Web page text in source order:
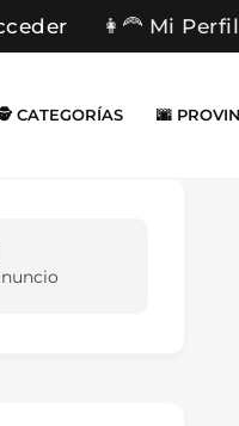
👩‍🦰 Mi Perfil
CATEGORÍAS 🌆